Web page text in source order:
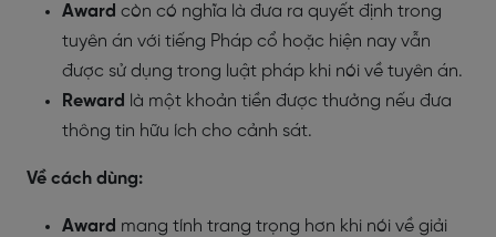
Award còn có nghĩa là đưa ra quyết định trong
tuyên án với tiếng Pháp cổ hoặc hiện nay vẫn
được sử dụng trong luật pháp khi nói về tuyên án.
Reward là một khoản tiền được thưởng nếu đưa
thông tin hữu ích cho cảnh sát.
Về cách dùng:
Award mang tính trang trọng hơn khi nói về giải